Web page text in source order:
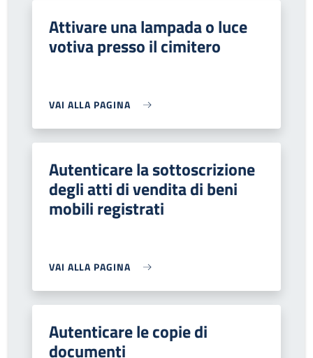
Attivare una lampada o luce
votiva presso il cimitero
VAI ALLA PAGINA
Autenticare la sottoscrizione
degli atti di vendita di beni
mobili registrati
VAI ALLA PAGINA
Autenticare le copie di
documenti